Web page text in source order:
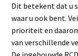
Dit betekent dat u
waar u ook bent.
prioriteit en
van verschillende